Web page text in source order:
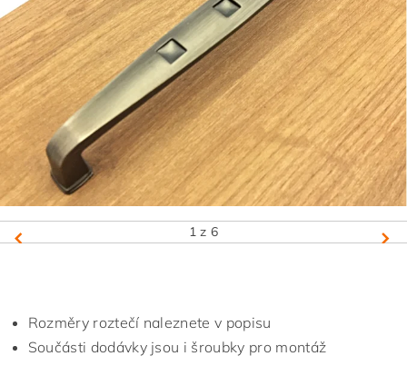
1 z 6
Rozměry roztečí naleznete v popisu
Součásti dodávky jsou i šroubky pro montáž